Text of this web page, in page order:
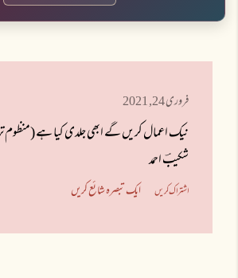
ت
فروری 24, 2021
نیک اعمال کریں گے ابھی جلدی کیا ہے (منظوم
شکیبؔ احمد
اشتراک کریں ایک تبصرہ شائع کریں